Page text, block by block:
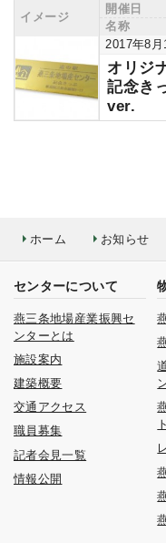
イメージ
開催日
名称
2017年8月
オリジ
記念き
ver.
ホーム お知らせ
センターについて
燕三条地場産業振興セ
ンターとは
施設案内
建築概要
交通アクセス
職員募集
記者会見一覧
情報公開